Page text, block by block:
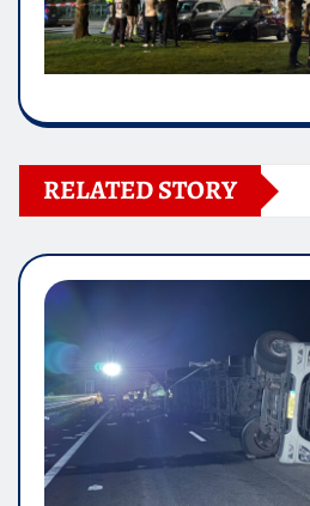
RELATED STORY